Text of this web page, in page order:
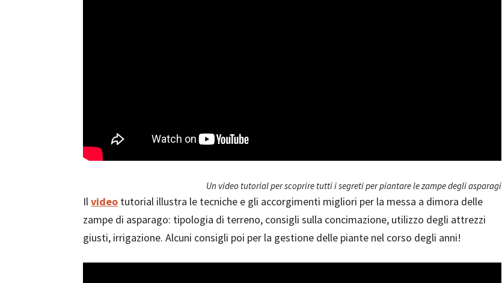
Un video tutorial per scoprire tutti i segreti per piantare le zampe degli asparagi
Il video tutorial illustra le tecniche e gli accorgimenti migliori per la messa a dimora delle
zampe di asparago: tipologia di terreno, consigli sulla concimazione, utilizzo degli attrezzi
giusti, irrigazione. Alcuni consigli poi per la gestione delle piante nel corso degli anni!